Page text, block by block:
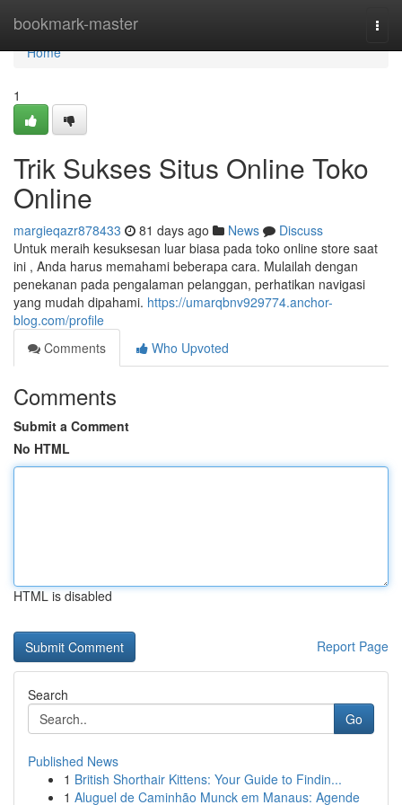
bookmark-master
Home
Home
1
Trik Sukses Situs Online Toko
Online
margieqazr878433 81 days ago News
Discuss
Untuk meraih kesuksesan luar biasa pada toko online store saat
ini , Anda harus memahami beberapa cara. Mulailah dengan
penekanan pada pengalaman pelanggan, perhatikan navigasi
yang mudah dipahami. https://umarqbnv929774.anchor-
blog.com/profile
Comments
Who Upvoted
Comments
Submit a Comment
No HTML
HTML is disabled
Report Page
Search
Go
Published News
1 British Shorthair Kittens: Your Guide to Findin...
1 Aluguel de Caminhão Munck em Manaus: Agende